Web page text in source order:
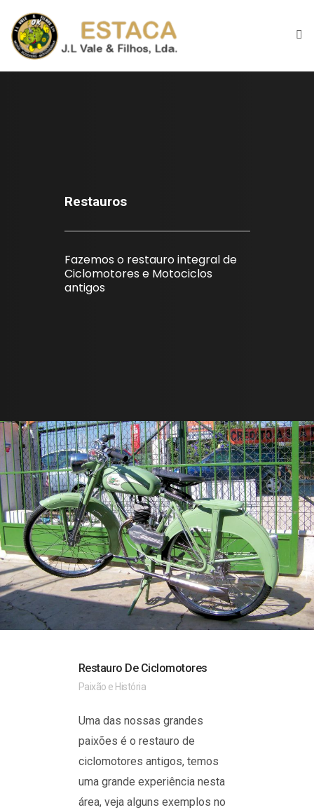
Restauros
Para Venda
Restauros
Fazemos o restauro integral de
Ciclomotores e Motociclos
antigos
Restauro De Ciclomotores
Paixão e História
Uma das nossas grandes
paixões é o restauro de
ciclomotores antigos, temos
uma grande experiência nesta
área, veja alguns exemplos no